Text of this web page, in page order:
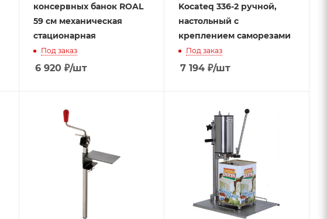
консервных банок ROAL
59 см механическая
стационарная
Под заказ
6 920₽/шт
Kocateq 336-2 ручной,
настольный с
креплением саморезами
Под заказ
7 194₽/шт